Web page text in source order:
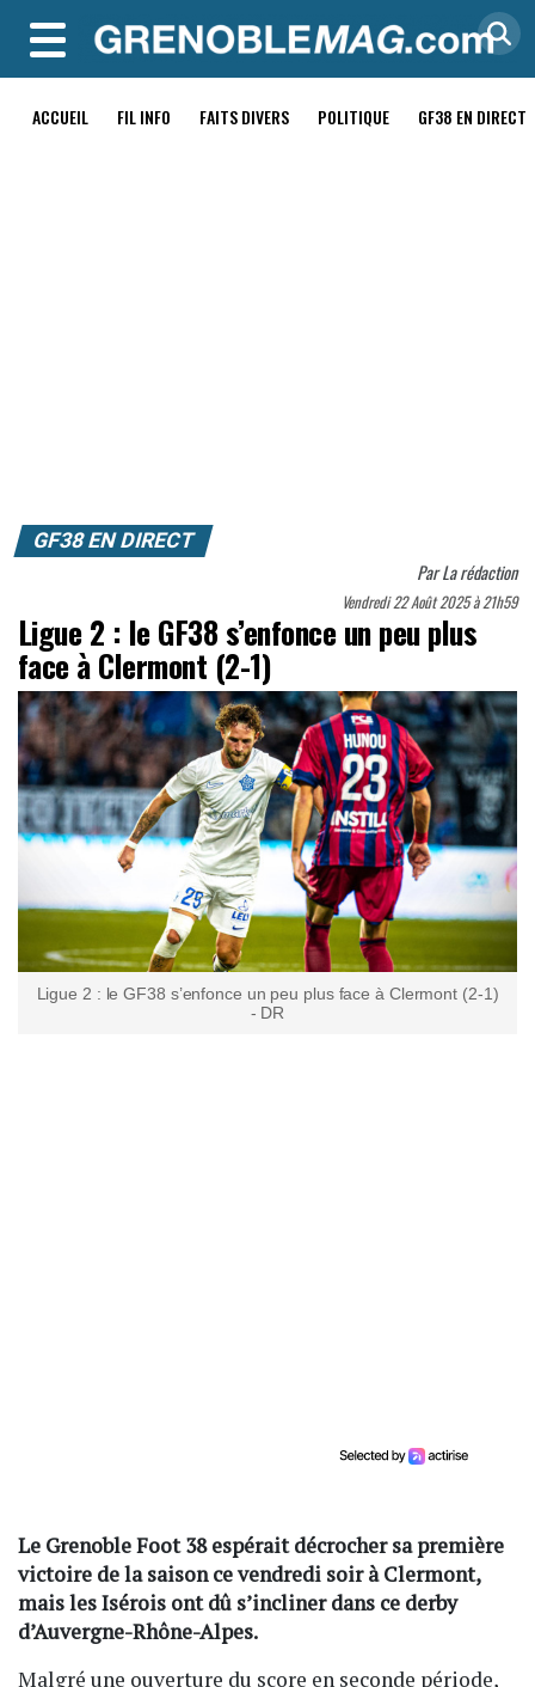
MENU
ACCUEIL FIL INFO FAITS DIVERS POLITIQUE GF38 EN DIRECT
GF38 EN DIRECT
ParLa rédaction
Vendredi 22 Août 2025 à 21h59
Ligue 2 : le GF38 s’enfonce un peu plus
face à Clermont (2-1)
Ligue 2 : le GF38 s’enfonce un peu plus face à Clermont (2-1)
- DR
Le Grenoble Foot 38 espérait décrocher sa première
victoire de la saison ce vendredi soir à Clermont,
mais les Isérois ont dû s’incliner dans ce derby
d’Auvergne-Rhône-Alpes.
Malgré une ouverture du score en seconde période,